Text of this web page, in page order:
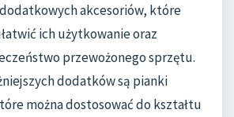
akcesoriów, które
ich użytkowanie oraz
przewożonego sprzętu.
dodatków są pianki
można dostosować do kształtu